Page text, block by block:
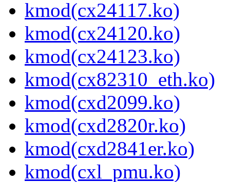
kmod(cx24117.ko)
kmod(cx24120.ko)
kmod(cx24123.ko)
kmod(cx82310_eth.ko)
kmod(cxd2099.ko)
kmod(cxd2820r.ko)
kmod(cxd2841er.ko)
kmod(cxl_pmu.ko)